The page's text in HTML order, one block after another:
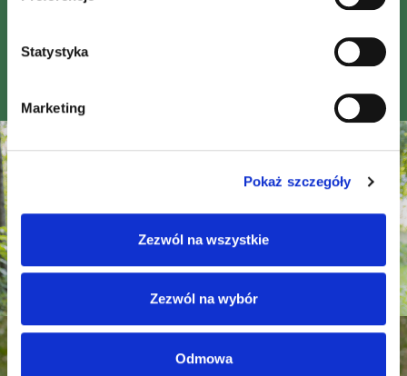
Statystyka
Marketing
Pokaż szczegóły
Zezwól na wszystkie
Zezwól na wybór
Odmowa
zakresie żywności na rzecz dobra: na nowo definiujemy
sposób uprawy i pozyskiwania żywności, aby odżywiać